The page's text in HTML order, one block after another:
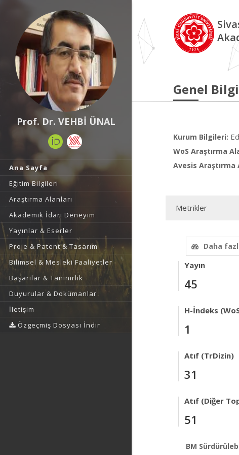
Prof. Dr. VEHBİ ÜNAL
Ana Sayfa
Eğitim Bilgileri
Araştırma Alanları
Akademik İdari Deneyim
Yayınlar & Eserler
Proje & Patent & Tasarım
Bilimsel & Mesleki Faaliyetler
Başarılar & Tanınırlık
Duyurular & Dokümanlar
İletişim
Özgeçmiş Dosyası İndir
Genel
Kurum Bilgileri:
WoS Araştırma
Avesis Araştırma
Metrikler
Daha
Yayın
45
H-İndeks
1
Atıf (TrDizin)
31
Atıf (Diğer
51
BM